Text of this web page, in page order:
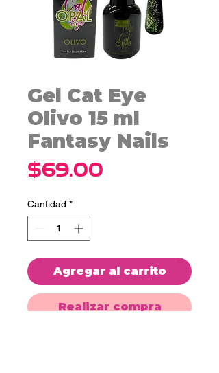
Gel Cat Eye
Olivo 15 ml
Fantasy Nails
$69.00
Cantidad *
Agregar al carrito
Realizar compra